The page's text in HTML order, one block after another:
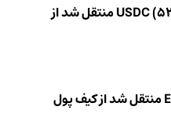
52,792,983 USDC (52,760,093 USD) منتقل شد از
21,200 ETH (76,207,689 USD) منتقل شد از کیف پول